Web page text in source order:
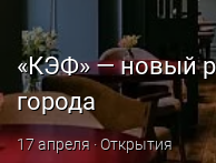
«КЭФ» — новый
города
17 апреля · Открытия